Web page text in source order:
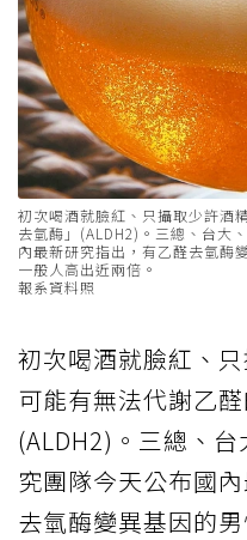
初次喝酒就臉紅、只攝取少許酒
去氫酶」(ALDH2)。三總、台大
內最新研究指出，有乙醛去氫酶
一般人高出近兩倍。
報系資料照
初次喝酒就臉紅、
可能有無法代謝乙醛
(ALDH2)。三總、
究團隊今天公布國
去氫酶變異基因的